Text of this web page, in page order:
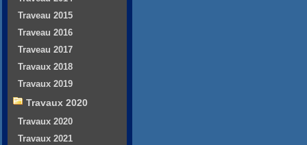
Traveau 2015
Traveau 2016
Traveau 2017
Travaux 2018
Travaux 2019
Travaux 2020
Travaux 2020
Travaux 2021